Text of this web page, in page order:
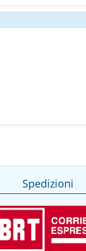
Spedizioni